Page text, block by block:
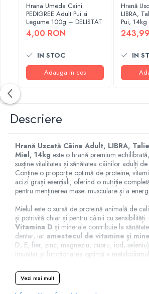
Hrana Umeda Caini
PEDIGREE Adult Pui si
Legume 100g – DELISTAT
4,00 RON
IN STOC
Adauga in cos
Hrană
LIBRA,
Pui, 14kg
IN
Descriere
Hrană Uscată Câine Adult, LIBRA,
Miel, 14kg este o hrană premium
susține vitalitatea și sănătatea câinilor adulți
Conține o proporție optimă de proteine,
acizi grași esențiali, oferind o nutriție
pentru menținerea masei musculare și a
Mielul este o sursă de proteină animală de
și potrivită chiar și pentru câinii cu
Vitamina D și minerale contribuie la
dentar, iar amestecul de vitamine și
D, E, fier, zinc, magneziu, cupru, iod, seleniu)
imunitar și funcționarea optimă a
Conținutul de24% proteine
dezvoltarea masei musculare, iar adăugarea
fructe contribuie la o digestie sănătoasă.
Vezi mai mult